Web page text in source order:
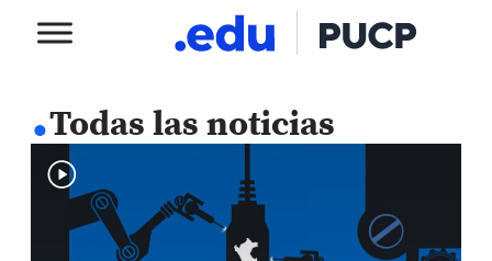
.Todas las noticias